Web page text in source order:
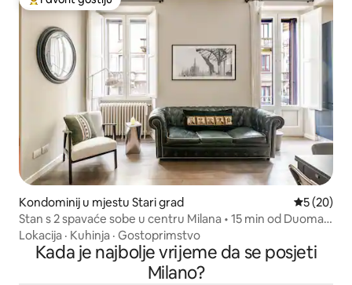
Glavni favorit gostiju
Kondominij u mjestu Stari grad Prosječna
5 (20)
Stan s 2 spavaće sobe u centru Milana • 15 min od Duoma •
Balkon
Lokacija · Kuhinja · Gostoprimstvo
Kada je najbolje vrijeme da se posjeti
Milano?